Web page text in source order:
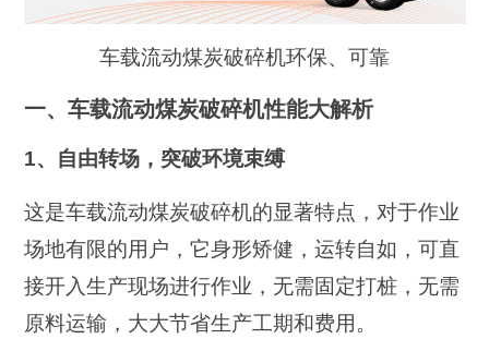
车载流动煤炭破碎机环保、可靠
一、车载流动煤炭破碎机性能大解析
1、自由转场，突破环境束缚
这是车载流动煤炭破碎机的显著特点，对于作业
场地有限的用户，它身形矫健，运转自如，可直
接开入生产现场进行作业，无需固定打桩，无需
原料运输，大大节省生产工期和费用。